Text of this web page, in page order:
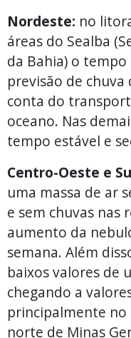
Nordeste: no
áreas do Sealba
da Bahia) o
previsão de
conta do
oceano. Nas
tempo estável e
Centro-Oeste e
uma massa de ar
e sem chuvas nas
aumento da
semana. Além
baixos valores de
chegando a
principalmente no
norte de Minas